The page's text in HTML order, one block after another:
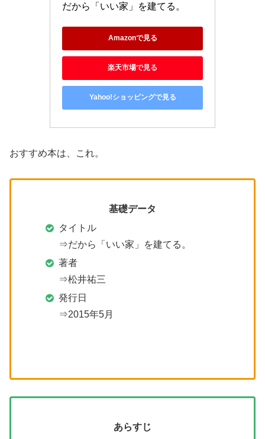
だから「いい家」を建てる。
Amazonで見る
楽天市場で見る
Yahoo!ショッピングで見る
おすすめ本は、これ。
基礎データ
タイトル
⇒だから「いい家」を建てる。
著者
⇒松井祐三
発行日
⇒2015年5月
あらすじ